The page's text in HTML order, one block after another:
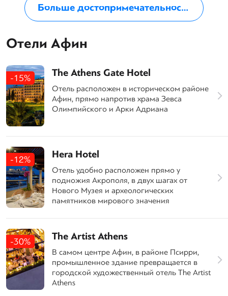
Больше достопримечательностей в Афинах
Отели Афин
-15% The Athens Gate Hotel
Отель расположен в историческом районе
Афин, прямо напротив храма Зевса
Олимпийского и Арки Адриана
-12% Hera Hotel
Отель удобно расположен прямо у
подножия Акрополя, в двух шагах от
Нового Музея и археологических
памятников мирового значения
-30% The Artist Athens
В самом центре Афин, в районе Псирри,
промышленное здание превращается в
городской художественный отель The Artist
Athens